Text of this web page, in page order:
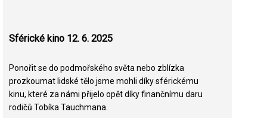
Sférické kino 12. 6. 2025
Ponořit se do podmořského světa nebo zblízka
prozkoumat lidské tělo jsme mohli díky sférickému
kinu, které za námi přijelo opět díky finančnímu daru
rodičů Tobíka Tauchmana.